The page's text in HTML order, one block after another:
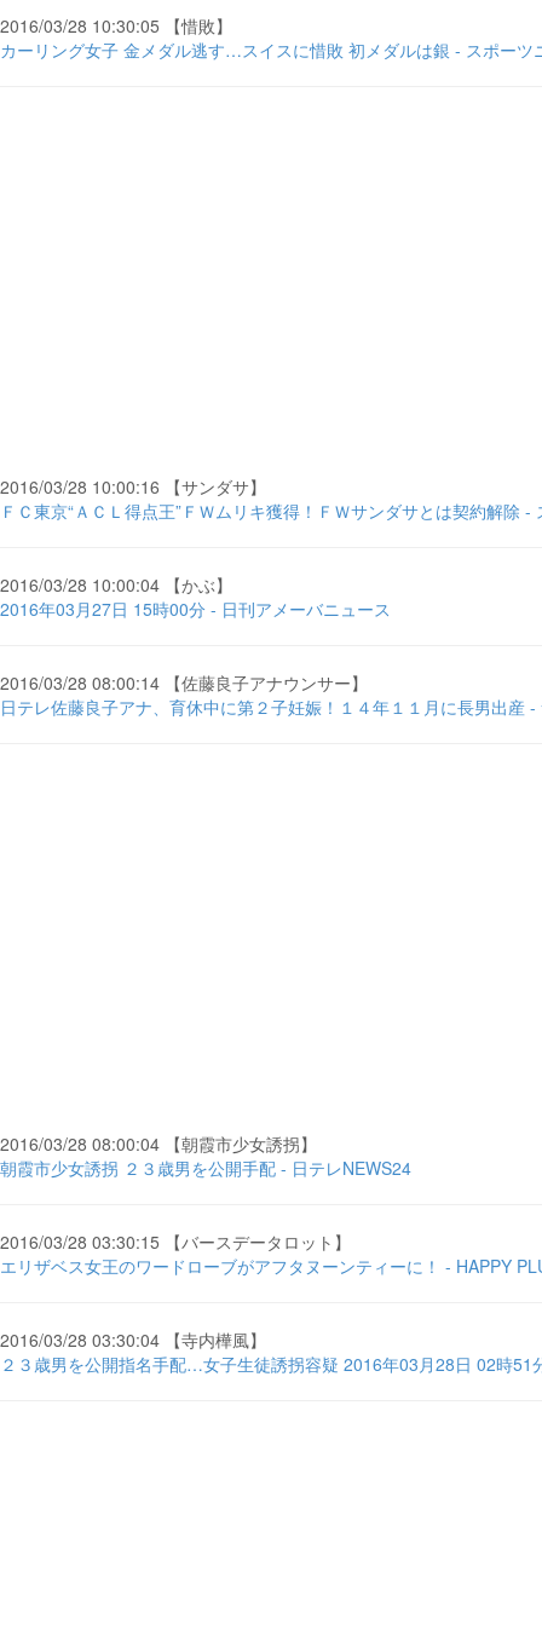
2016/03/28 10:30:05 【惜敗】
カーリング女子 金メダル逃す…スイスに惜敗 初メダルは銀 - スポーツ
2016/03/28 10:00:16 【サンダサ】
ＦＣ東京“ＡＣＬ得点王”ＦＷムリキ獲得！ＦＷサンダサとは契約解除 -
2016/03/28 10:00:04 【かぶ】
2016年03月27日 15時00分 - 日刊アメーバニュース
2016/03/28 08:00:14 【佐藤良子アナウンサー】
日テレ佐藤良子アナ、育休中に第２子妊娠！１４年１１月に長男出産
2016/03/28 08:00:04 【朝霞市少女誘拐】
朝霞市少女誘拐 ２３歳男を公開手配 - 日テレNEWS24
2016/03/28 03:30:15 【バースデータロット】
エリザベス女王のワードローブがアフタヌーンティーに！ - HAPPY
2016/03/28 03:30:04 【寺内樺風】
２３歳男を公開指名手配…女子生徒誘拐容疑 2016年03月28日 02時51